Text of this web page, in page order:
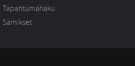
Tapahtumahaku
Samikset